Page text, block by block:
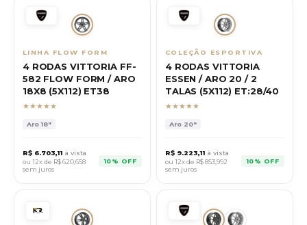
LINHA FLOW FORM
4 RODAS VITTORIA FF-
582 FLOW FORM / ARO
18X8 (5X112) ET38
★★★★★
Aro18"
R$ 6.703,11 à vista
ou 12x de R$620,658
sem juros
10% OFF
COLEÇÃO ESPORTIVA
4 RODAS VITTORIA
ESSEN / ARO 20 / 2
TALAS (5X112) ET:28/40
★★★★★
Aro 20"
R$ 9.223,11 à vista
ou 12x de R$853,992
sem juros
10% OFF